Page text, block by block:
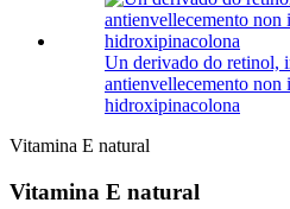
Un derivado do retinol,
antienvellecemento non
hidroxipinacolona
Vitamina E natural
Vitamina E natural